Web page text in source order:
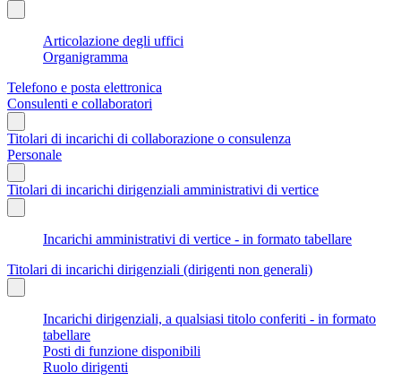
Articolazione degli uffici
Organigramma
Telefono e posta elettronica
Consulenti e collaboratori
Titolari di incarichi di collaborazione o consulenza
Personale
Titolari di incarichi dirigenziali amministrativi di vertice
Incarichi amministrativi di vertice - in formato tabellare
Titolari di incarichi dirigenziali (dirigenti non generali)
Incarichi dirigenziali, a qualsiasi titolo conferiti - in formato
tabellare
Posti di funzione disponibili
Ruolo dirigenti